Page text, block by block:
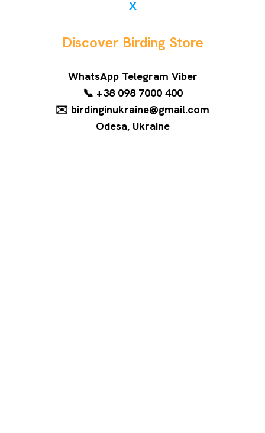
X
Discover Birding Store
WhatsApp Telegram Viber
📞 +38 098 7000 400
✉️ birdinginukraine@gmail.com
Odesa, Ukraine